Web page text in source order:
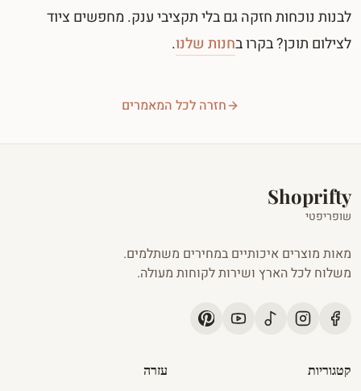
לבנות נוכחות חזקה גם בלי תקציבי ענק. מחפשים ציוד
לצילום תוכן? בקרו בחנות שלנו.
חזרה לכל המאמרים
Shoprifty
שופריפטי
מאות מוצרים איכותיים במחירים משתלמים.
משלוח לכל הארץ ושירות לקוחות מעולה.
קטגוריות עזרה